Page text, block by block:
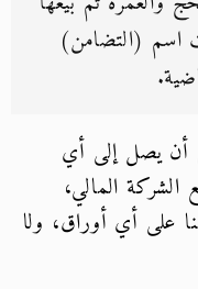
(التضامن)
يصل إلى أي
المالي،
على أي أوراق، ولا